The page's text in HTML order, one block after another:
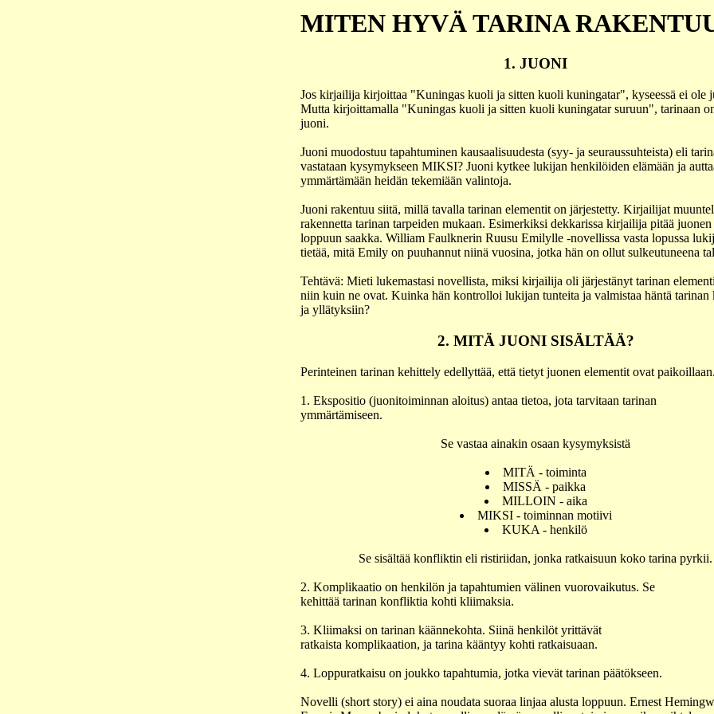
MITEN HYVÄ TARINA
1. JUONI
Jos kirjailija kirjoittaa "Kuningas kuoli ja sitten kuoli kuningatar", kyseessä ei ole
Mutta kirjoittamalla "Kuningas kuoli ja sitten kuoli kuningatar suruun", tarinaan
juoni.
Juoni muodostuu tapahtuminen kausaalisuudesta (syy- ja seuraussuhteista) eli
vastataan kysymykseen MIKSI? Juoni kytkee lukijan henkilöiden elämään ja
ymmärtämään heidän tekemiään valintoja.
Juoni rakentuu siitä, millä tavalla tarinan elementit on järjestetty. Kirjailijat
rakennetta tarinan tarpeiden mukaan. Esimerkiksi dekkarissa kirjailija pitää juonen
loppuun saakka. William Faulknerin Ruusu Emilylle -novellissa vasta lopussa
tietää, mitä Emily on puuhannut niinä vuosina, jotka hän on ollut sulkeutuneena
Tehtävä: Mieti lukemastasi novellista, miksi kirjailija oli järjestänyt tarinan
niin kuin ne ovat. Kuinka hän kontrolloi lukijan tunteita ja valmistaa häntä tarinan
ja yllätyksiin?
2. MITÄ JUONI SISÄLTÄÄ?
Perinteinen tarinan kehittely edellyttää, että tietyt juonen elementit ovat paikoillaan.
1. Ekspositio (juonitoiminnan aloitus) antaa tietoa, jota tarvitaan tarinan
ymmärtämiseen.
Se vastaa ainakin osaan kysymyksistä
MITÄ - toiminta
MISSÄ - paikka
MILLOIN - aika
MIKSI - toiminnan motiivi
KUKA - henkilö
Se sisältää konfliktin eli ristiriidan, jonka ratkaisuun koko tarina pyrkii.
2. Komplikaatio on henkilön ja tapahtumien välinen vuorovaikutus. Se
kehittää tarinan konfliktia kohti kliimaksia.
3. Kliimaksi on tarinan käännekohta. Siinä henkilöt yrittävät
ratkaista komplikaation, ja tarina kääntyy kohti ratkaisuaan.
4. Loppuratkaisu on joukko tapahtumia, jotka vievät tarinan päätökseen.
Novelli (short story) ei aina noudata suoraa linjaa alusta loppuun. Ernest